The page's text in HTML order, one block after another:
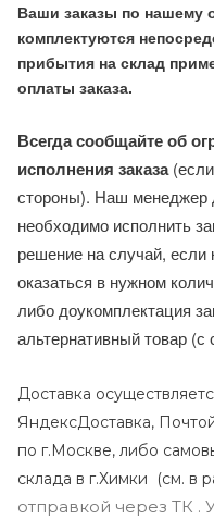
Ваши заказы по нашему
комплектуются
прибытия на склад
оплаты заказа.
Всегда сообщайте об
исполнения заказа
стороны). Наш менеджер
необходимо исполнить
решение на случай, если
оказаться в нужном
либо доукомплектация
альтернативный товар
Доставка
ЯндексДоставка,
по г.Москве, либо
склада в г.Химки (см. в
отправкой через ТК .